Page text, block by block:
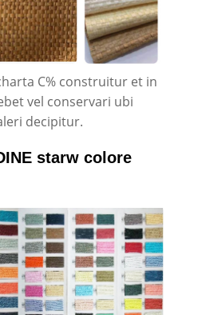
C% construitur et in
vel conservari ubi
decipitur.
starw colore